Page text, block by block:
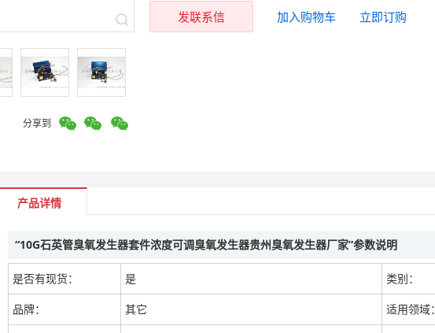
分享到
发联系信 加入购物车 立即订购
产品详情
“10G石英管臭氧发生器套件浓度可调臭氧发生器贵州臭氧发生器厂家”参数说明
是否有现货： 是 类别：
品牌： 其它 适用领域：